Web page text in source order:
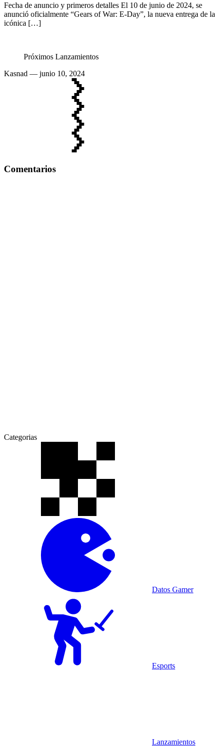
Fecha de anuncio y primeros detalles El 10 de junio de 2024, se
anunció oficialmente “Gears of War: E-Day”, la nueva entrega de la
icónica […]
Próximos Lanzamientos
Kasnad — junio 10, 2024
Comentarios
Categorias
Datos Gamer
Esports
Lanzamientos